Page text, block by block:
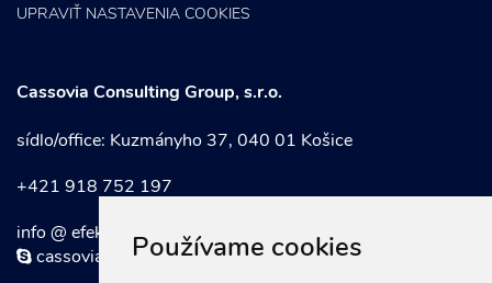
Používame cookies
UPRAVIŤ NASTAVENIA COOKIES
Cassovia Consulting Group, s.r.o.
sídlo/office: Kuzmányho 37, 040 01 Košice
+421 918 752 197
info @ efektivnymarketing . sk
cassoviaconsultinggroup